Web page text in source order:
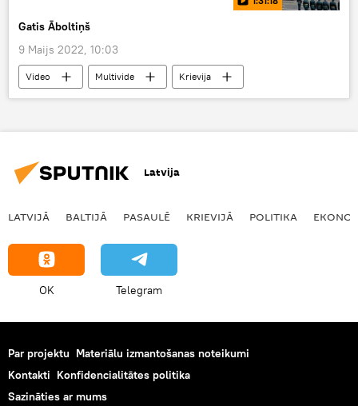
Gatis Āboltiņš
9 Maijs 2022, 10:03
Video Multivide
Krievija
Uzvaras diena
Latvija
LATVIJĀ BALTIJĀ PASAULĒ KRIEVIJĀ POLITIKA
OK Telegram
Par projektu Materiālu izmantošanas noteikumi
Kontakti Konfidencialitātes politika
Sazināties ar mums